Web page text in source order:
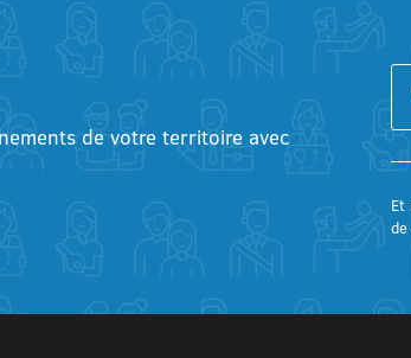
de votre territoire avec
Et